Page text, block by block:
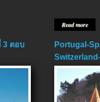
Read more
3 ตอบ
Portugal-